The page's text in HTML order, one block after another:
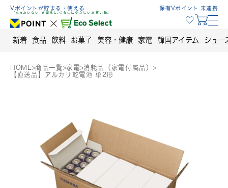
Skip
content
Vポイントが貯まる・使える 保有Vポイント 未連携
新着 食品 飲料 お菓子 美容・健康 家電 韓国アイテム シュー
HOME>商品一覧>家電>消耗品（家電付属品） >
【直送品】アルカリ乾電池 単2形